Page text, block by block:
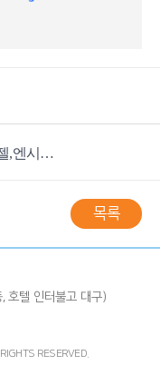
대구FC엔젤클럽<엔젤,엔시오> 자동이체 신청서다운로드
목록
호텔 인터불고 대구)
RESERVED.